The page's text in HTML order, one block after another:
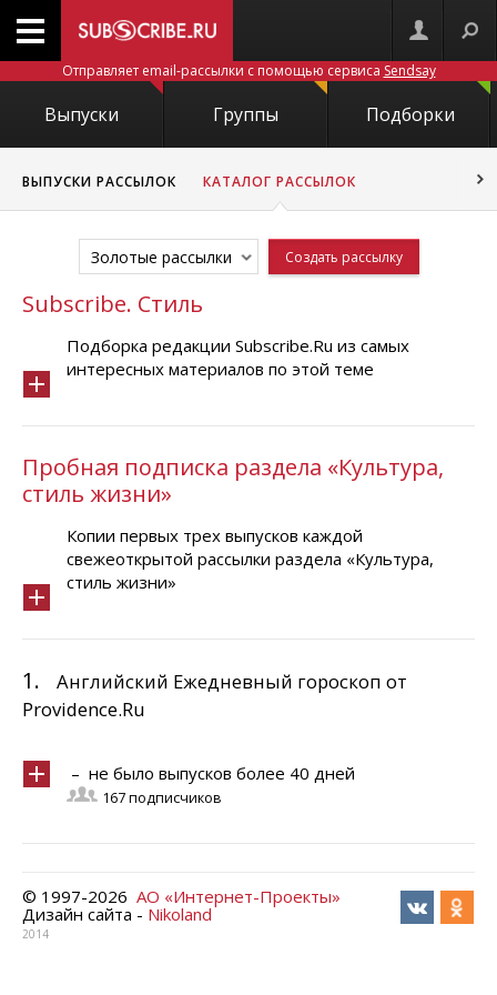
Отправляет email-рассылки с помощью сервиса Sendsay
Выпуски Группы Подборки
ВЫПУСКИ РАССЫЛОК КАТАЛОГ РАССЫЛОК
Золотые рассылки Создать рассылку
Subscribe. Стиль
Подборка редакции Subscribe.Ru из самых
интересных материалов по этой теме
Пробная подписка раздела «Культура,
стиль жизни»
Копии первых трех выпусков каждой
свежеоткрытой рассылки раздела «Культура,
стиль жизни»
1.
Английский Ежедневный гороскоп от
Providence.Ru
– не было выпусков более 40 дней
167 подписчиков
© 1997-2026 АО «Интернет-Проекты»
Дизайн сайта - Nikoland
2014